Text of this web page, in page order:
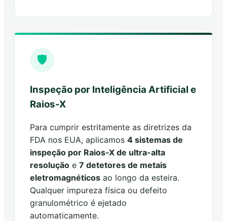
🛡️
Inspeção por Inteligência Artificial e
Raios-X
Para cumprir estritamente as diretrizes da
FDA nos EUA, aplicamos 4 sistemas de
inspeção por Raios-X de ultra-alta
resolução e 7 detetores de metais
eletromagnéticos ao longo da esteira.
Qualquer impureza física ou defeito
granulométrico é ejetado
automaticamente.